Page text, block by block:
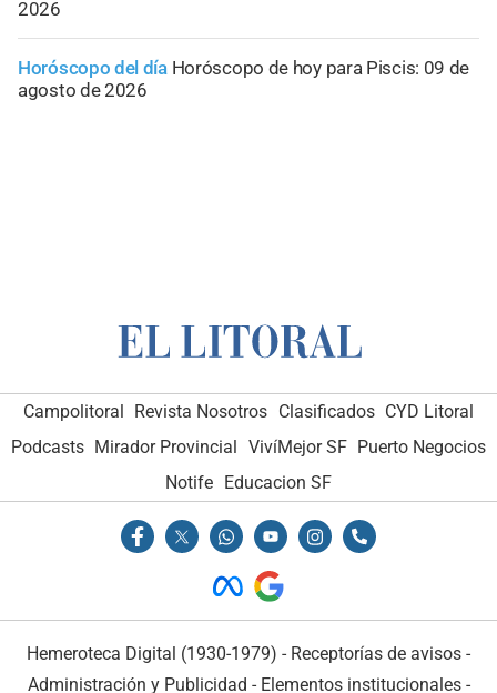
2026
Horóscopo del día Horóscopo de hoy para Piscis: 09 de
agosto de 2026
Campolitoral Revista Nosotros Clasificados CYD Litoral
Podcasts Mirador Provincial VivíMejor SF Puerto Negocios
Notife Educacion SF
Hemeroteca Digital (1930-1979) - Receptorías de avisos -
Administración y Publicidad - Elementos institucionales-